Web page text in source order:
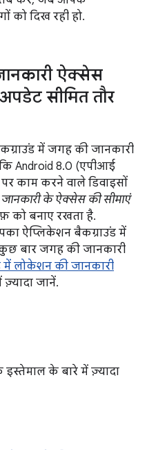
को दिख रही हो.
ऐक्सेस
सीमित तौर
में जगह की जानकारी
Android 8.0 (एपीआई
काम करने वाले डिवाइसों
के ऐक्सेस की सीमाएं
को बनाए रखता है.
ऐप्लिकेशन बैकग्राउंड में
बार जगह की जानकारी
में लोकेशन की जानकारी
जानें.
के बारे में ज़्यादा